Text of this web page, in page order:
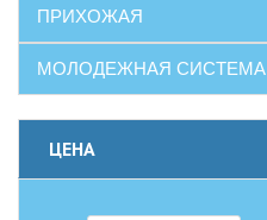
ПРИХОЖАЯ
МОЛОДЕЖНАЯ СИСТЕМА
ЦЕНА